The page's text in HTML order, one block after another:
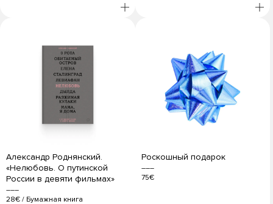
Александр Роднянский.
«Нелюбовь. О путинской
России в девяти фильмах»
28€ / Бумажная книга
Роскошный подарок
75€